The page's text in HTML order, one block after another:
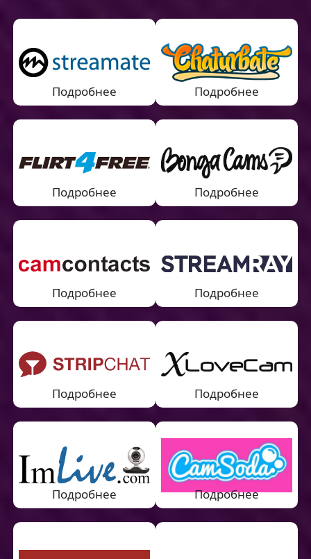
Подробнее Подробнее
Подробнее Подробнее
Подробнее Подробнее
Подробнее Подробнее
Подробнее Подробнее